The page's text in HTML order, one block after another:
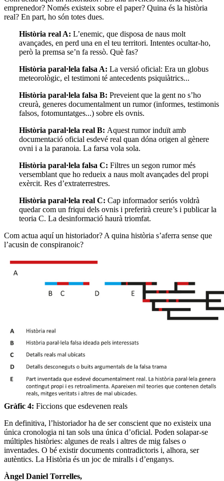
emprenedor? Només existeix sobre el paper? Quina és la història
real? En part, ho són totes dues.
Història real A: L’enemic, que disposa de naus molt
avançades, en perd una en el teu territori. Intentes ocultar-ho,
però la premsa se’n fa ressò. Què fas?
Història paral·lela falsa A: La versió oficial: Era un globus
meteorològic, el testimoni té antecedents psiquiàtrics...
Història paral·lela falsa B: Preveient que la gent no s’ho
creurà, generes documentalment un rumor (informes, testimonis
falsos, fotomuntatges...) sobre els ovnis.
Història paral·lela real B: Aquest rumor induït amb
documentació oficial esdevé real quan dóna origen al gènere
ovni i a la paranoia. La farsa vola sola.
Història paral·lela falsa C: Filtres un segon rumor més
versemblant que ho redueix a naus molt avançades del propi
exèrcit. Res d’extraterrestres.
Història paral·lela real C: Cap informador seriós voldrà
quedar com un friqui dels ovnis i preferirà creure’s i publicar la
teoria C. La desinformació haurà triomfat.
Com actua aquí un historiador? A quina història s’aferra sense que
l’acusin de conspiranoic?
Gràfic 4: Ficcions que esdevenen reals
En definitiva, l’historiador ha de ser conscient que no existeix una
única cronologia ni tan sols una única d’oficial. Poden solapar-se
múltiples històries: algunes de reals i altres de mig falses o
inventades. O bé existir documents contradictoris i, alhora, ser
autèntics. La Història és un joc de miralls i d’enganys.
Àngel Daniel Torrelles,